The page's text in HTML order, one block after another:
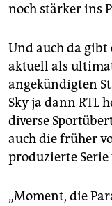
noch stärker ins
Und auch da gibt
aktuell als
angekündigten
Sky ja dann RTL
diverse
auch die früher
produzierte Serie
„Moment, die